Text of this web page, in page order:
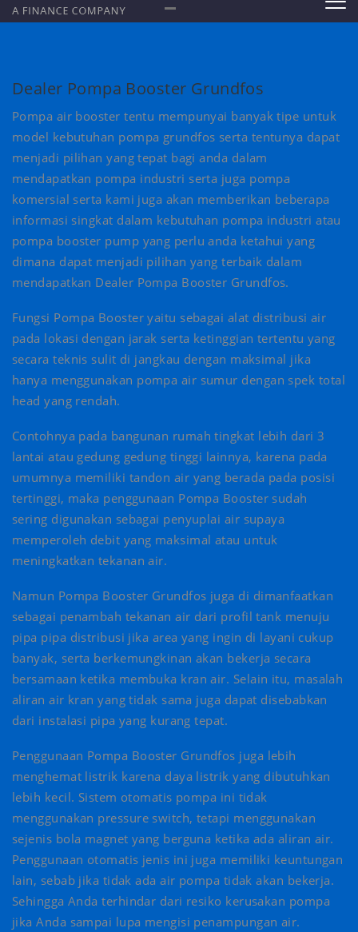
Dealer Pompa Booster Grundfos
Pompa air booster tentu mempunyai banyak tipe untuk
model kebutuhan pompa grundfos serta tentunya dapat
menjadi pilihan yang tepat bagi anda dalam
mendapatkan pompa industri serta juga pompa
komersial serta kami juga akan memberikan beberapa
informasi singkat dalam kebutuhan pompa industri atau
pompa booster pump yang perlu anda ketahui yang
dimana dapat menjadi pilihan yang terbaik dalam
mendapatkan Dealer Pompa Booster Grundfos.
Fungsi Pompa Booster yaitu sebagai alat distribusi air
pada lokasi dengan jarak serta ketinggian tertentu yang
secara teknis sulit di jangkau dengan maksimal jika
hanya menggunakan pompa air sumur dengan spek total
head yang rendah.
Contohnya pada bangunan rumah tingkat lebih dari 3
lantai atau gedung gedung tinggi lainnya, karena pada
umumnya memiliki tandon air yang berada pada posisi
tertinggi, maka penggunaan Pompa Booster sudah
sering digunakan sebagai penyuplai air supaya
memperoleh debit yang maksimal atau untuk
meningkatkan tekanan air.
Namun Pompa Booster Grundfos juga di dimanfaatkan
sebagai penambah tekanan air dari profil tank menuju
pipa pipa distribusi jika area yang ingin di layani cukup
banyak, serta berkemungkinan akan bekerja secara
bersamaan ketika membuka kran air. Selain itu, masalah
aliran air kran yang tidak sama juga dapat disebabkan
dari instalasi pipa yang kurang tepat.
Penggunaan Pompa Booster Grundfos juga lebih
menghemat listrik karena daya listrik yang dibutuhkan
lebih kecil. Sistem otomatis pompa ini tidak
menggunakan pressure switch, tetapi menggunakan
sejenis bola magnet yang berguna ketika ada aliran air.
Penggunaan otomatis jenis ini juga memiliki keuntungan
lain, sebab jika tidak ada air pompa tidak akan bekerja.
Sehingga Anda terhindar dari resiko kerusakan pompa
jika Anda sampai lupa mengisi penampungan air.